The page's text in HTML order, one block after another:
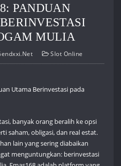
PANDUAN
MULIA
Slot Online
Utama Berinvestasi pada
banyak orang beralih ke opsi
saham, obligasi, dan real estat.
lain yang sering diabaikan
menguntungkan: berinvestasi